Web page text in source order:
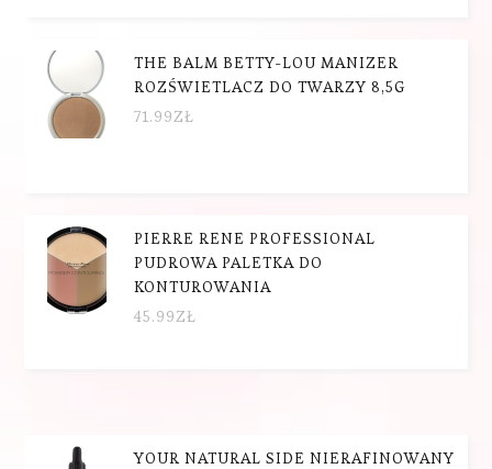
THE BALM BETTY-LOU MANIZER
ROZŚWIETLACZ DO TWARZY 8,5G
71.99ZŁ
PIERRE RENE PROFESSIONAL
PUDROWA PALETKA DO
KONTUROWANIA
45.99ZŁ
YOUR NATURAL SIDE NIERAFINOWANY